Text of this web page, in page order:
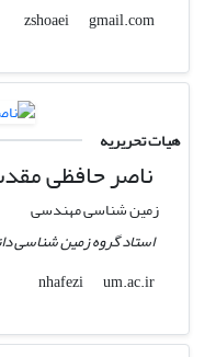
zshoaei
gmail.com
هیات تحریریه
ناصر حافظی
زمین شناسی مهندسی
استاد گروه زمین شناسی
nhafezi
um.ac.ir